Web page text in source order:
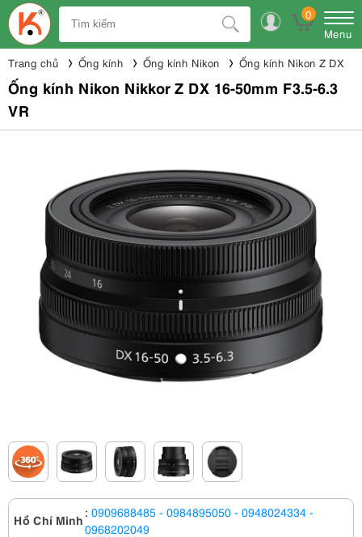
0
Menu
Trang chủ Ống kính Ống kính Nikon Ống kính Nikon Z DX
Ống kính Nikon Nikkor Z DX 16-50mm F3.5-6.3
VR
Hồ Chí Minh : 0909688485 - 0984895050 - 0948024334 -
0968202049